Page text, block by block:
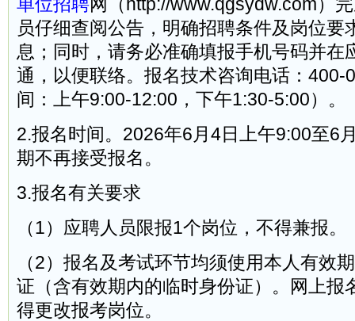
单位招聘网（http://www.qgsydw.com）
员仔细查阅公告，明确招聘条件及岗位要
息；同时，请务必准确填报手机号码并在
通，以便联络。报名技术咨询电话：400-
间：上午9:00-12:00，下午1:30-5:00）。
2.报名时间。2026年6月4日上午9:00至6
期不再接受报名。
3.报名有关要求
（1）应聘人员限报1个岗位，不得兼报。
（2）报名及考试环节均须使用本人有效
证（含有效期内的临时身份证）。网上报
得更改报考岗位。